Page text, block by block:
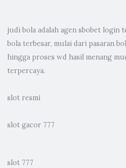
judi bola adalah agen sbobet login
bola terbesar, mulai dari pasaran
hingga proses wd hasil menang
terpercaya.
slot resmi
slot gacor 777
slot 777